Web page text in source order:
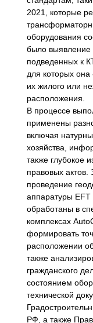
2021, которые
оборудования
было выявление
подведенных к
для которых она
их жилого или
расположения.
В процессе
применены
включая
хозяйства,
также глубокое
правовых
проведение
аппаратуры
обработаны в
комплексах
формировать
расположении
также
гражданского
состоянием
технической
РФ, а также